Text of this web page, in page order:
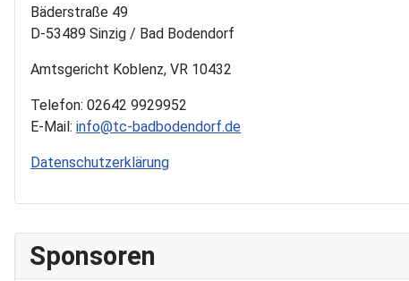
Sponsoren
Bäderstraße 49
D-53489 Sinzig / Bad Bodendorf
Amtsgericht Koblenz, VR 10432
Telefon: 02642 9929952
E-Mail: info@tc-badbodendorf.de
Datenschutzerklärung